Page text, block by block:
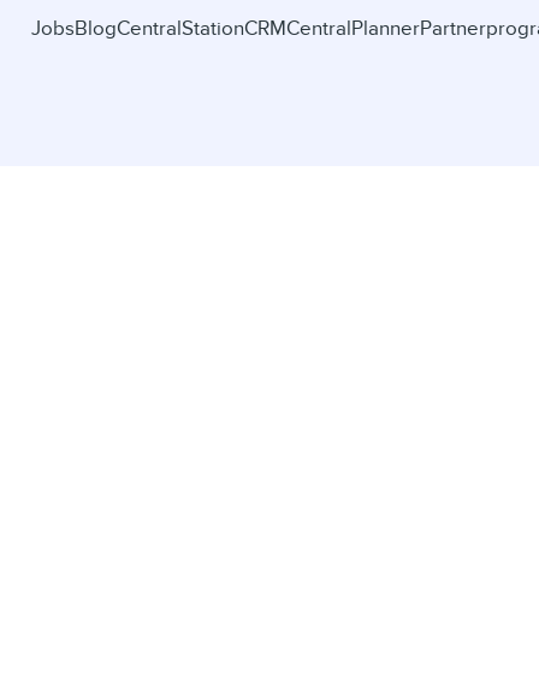
JobsBlogCentralStationCRMCentralPlanner